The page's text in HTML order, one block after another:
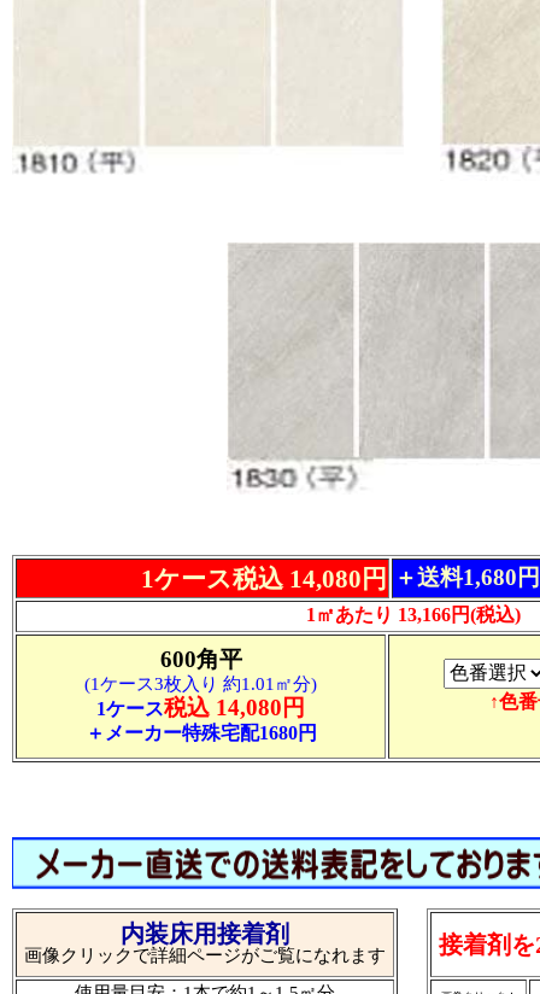
内装床用接着剤
画像クリックで詳細ページがご覧になれます
接着剤
1ケース税込 14,080円 ＋送料1,680
1㎡あたり 13,166円(税込)
600角平
(1ケース3枚入り 約1.01㎡分)
1ケース税込 14,080円
＋メーカー特殊宅配1680円
↑色